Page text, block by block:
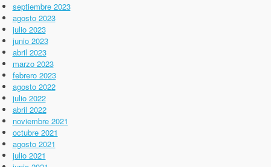
septiembre 2023
agosto 2023
julio 2023
junio 2023
abril 2023
marzo 2023
febrero 2023
agosto 2022
julio 2022
abril 2022
noviembre 2021
octubre 2021
agosto 2021
julio 2021